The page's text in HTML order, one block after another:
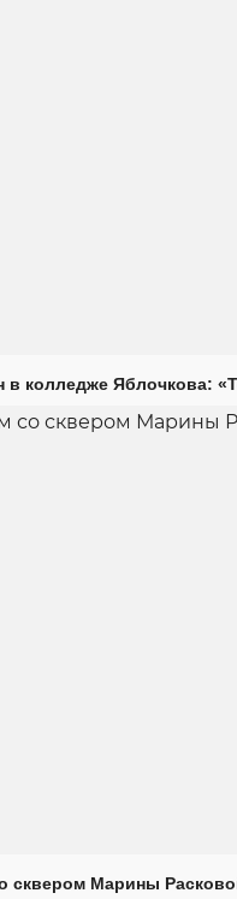
в колледже Яблочкова:
сквером Марины